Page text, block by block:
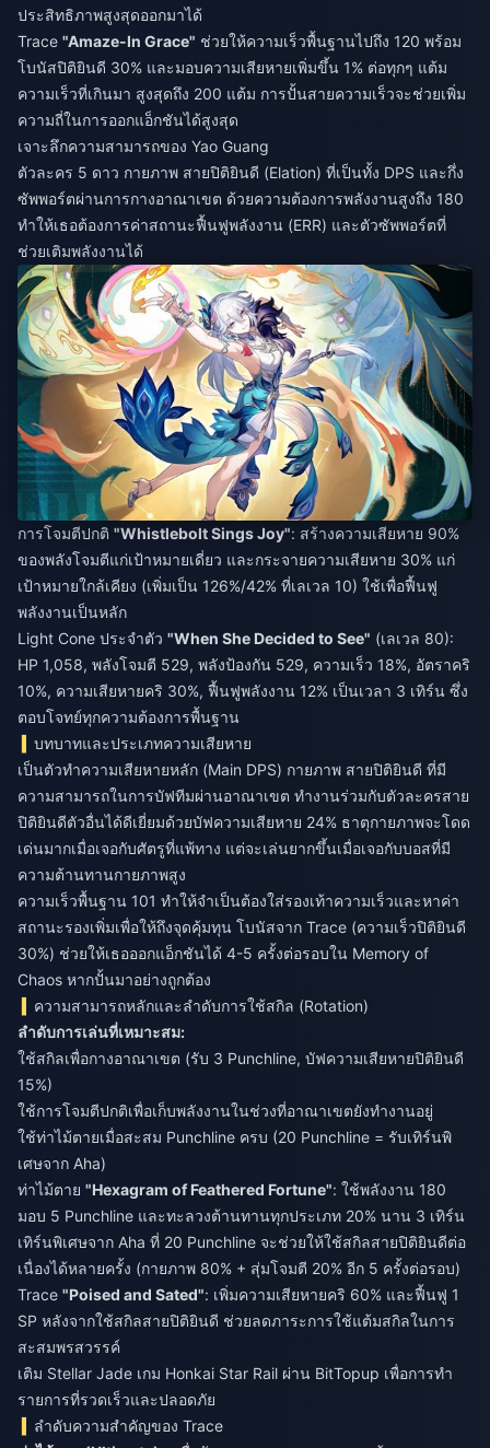
ประสิทธิภาพสูงสุดออกมาได้
Trace "Amaze-In Grace" ช่วยให้ความเร็วพื้นฐานไปถึง 120 พร้อม
โบนัสปิติยินดี 30% และมอบความเสียหายเพิ่มขึ้น 1% ต่อทุกๆ แต้ม
ความเร็วที่เกินมา สูงสุดถึง 200 แต้ม การปั้นสายความเร็วจะช่วยเพิ่ม
ความถี่ในการออกแอ็กชันได้สูงสุด
เจาะลึกความสามารถของ Yao Guang
ตัวละคร 5 ดาว กายภาพ สายปิติยินดี (Elation) ที่เป็นทั้ง DPS และกึ่ง
ซัพพอร์ตผ่านการกางอาณาเขต ด้วยความต้องการพลังงานสูงถึง 180
ทำให้เธอต้องการค่าสถานะฟื้นฟูพลังงาน (ERR) และตัวซัพพอร์ตที่
ช่วยเติมพลังงานได้
การโจมตีปกติ "Whistlebolt Sings Joy": สร้างความเสียหาย 90%
ของพลังโจมตีแก่เป้าหมายเดี่ยว และกระจายความเสียหาย 30% แก่
เป้าหมายใกล้เคียง (เพิ่มเป็น 126%/42% ที่เลเวล 10) ใช้เพื่อฟื้นฟู
พลังงานเป็นหลัก
Light Cone ประจำตัว "When She Decided to See" (เลเวล 80):
HP 1,058, พลังโจมตี 529, พลังป้องกัน 529, ความเร็ว 18%, อัตราคริ
10%, ความเสียหายคริ 30%, ฟื้นฟูพลังงาน 12% เป็นเวลา 3 เทิร์น ซึ่ง
ตอบโจทย์ทุกความต้องการพื้นฐาน
บทบาทและประเภทความเสียหาย
เป็นตัวทำความเสียหายหลัก (Main DPS) กายภาพ สายปิติยินดี ที่มี
ความสามารถในการบัฟทีมผ่านอาณาเขต ทำงานร่วมกับตัวละครสาย
ปิติยินดีตัวอื่นได้ดีเยี่ยมด้วยบัฟความเสียหาย 24% ธาตุกายภาพจะโดด
เด่นมากเมื่อเจอกับศัตรูที่แพ้ทาง แต่จะเล่นยากขึ้นเมื่อเจอกับบอสที่มี
ความต้านทานกายภาพสูง
ความเร็วพื้นฐาน 101 ทำให้จำเป็นต้องใส่รองเท้าความเร็วและหาค่า
สถานะรองเพิ่มเพื่อให้ถึงจุดคุ้มทุน โบนัสจาก Trace (ความเร็วปิติยินดี
30%) ช่วยให้เธอออกแอ็กชันได้ 4-5 ครั้งต่อรอบใน Memory of
Chaos หากปั้นมาอย่างถูกต้อง
ความสามารถหลักและลำดับการใช้สกิล (Rotation)
ลำดับการเล่นที่เหมาะสม:
ใช้สกิลเพื่อกางอาณาเขต (รับ 3 Punchline, บัฟความเสียหายปิติยินดี
15%)
ใช้การโจมตีปกติเพื่อเก็บพลังงานในช่วงที่อาณาเขตยังทำงานอยู่
ใช้ท่าไม้ตายเมื่อสะสม Punchline ครบ (20 Punchline = รับเทิร์นพิ
เศษจาก Aha)
ท่าไม้ตาย "Hexagram of Feathered Fortune": ใช้พลังงาน 180
มอบ 5 Punchline และทะลวงต้านทานทุกประเภท 20% นาน 3 เทิร์น
เทิร์นพิเศษจาก Aha ที่ 20 Punchline จะช่วยให้ใช้สกิลสายปิติยินดีต่อ
เนื่องได้หลายครั้ง (กายภาพ 80% + สุ่มโจมตี 20% อีก 5 ครั้งต่อรอบ)
Trace "Poised and Sated": เพิ่มความเสียหายคริ 60% และฟื้นฟู 1
SP หลังจากใช้สกิลสายปิติยินดี ช่วยลดภาระการใช้แต้มสกิลในการ
สะสมพรสวรรค์
เติม Stellar Jade เกม Honkai Star Rail ผ่าน BitTopup เพื่อการทำ
รายการที่รวดเร็วและปลอดภัย
ลำดับความสำคัญของ Trace